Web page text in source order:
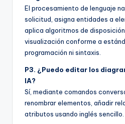
El procesamiento de lenguaje
solicitud, asigna entidades a
aplica algoritmos de disposición
visualización conforme a
programación ni sintaxis.
P3. ¿Puedo editar los
IA?
Sí, mediante comandos
renombrar elementos, añadir
atributos usando inglés sencillo.